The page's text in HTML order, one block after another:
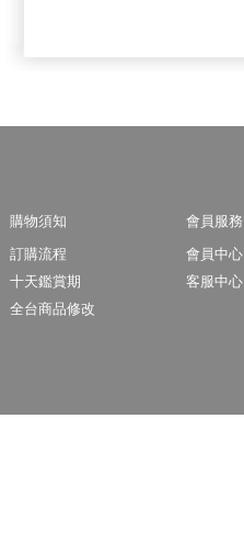
購物須知
訂購流程
十天鑑賞期
全台商品修改
會員服務
會員中心
客服中心